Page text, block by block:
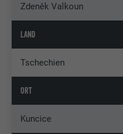
Zdeněk Valkoun
LAND
Tschechien
ORT
Kuncice